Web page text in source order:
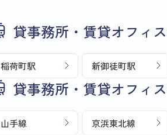
貸事務所・賃貸オフィ
稲荷町駅 新御徒町駅
貸事務所・賃貸オフィ
山手線 京浜東北線